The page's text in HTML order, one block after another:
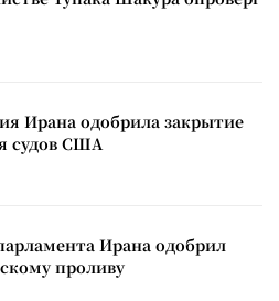
Ирана одобрила закрытие
судов США
Ирана одобрил
проливу